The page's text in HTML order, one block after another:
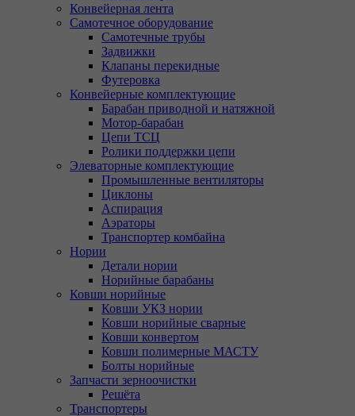
Конвейерная лента
Самотечное оборудование
Самотечные трубы
Задвижки
Клапаны перекидные
Футеровка
Конвейерные комплектующие
Барабан приводной и натяжной
Мотор-барабан
Цепи ТСЦ
Ролики поддержки цепи
Элеваторные комплектующие
Промышленные вентиляторы
Циклоны
Аспирация
Аэраторы
Транспортер комбайна
Нории
Детали нории
Норийные барабаны
Ковши норийные
Ковши УКЗ нории
Ковши норийные сварные
Ковши конвертом
Ковши полимерные МАСТУ
Болты норийные
Запчасти зерноочистки
Решёта
Транспортеры